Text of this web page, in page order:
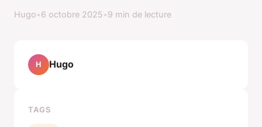
Hugo•6 octobre 2025•9 min de lecture
H Hugo
TAGS